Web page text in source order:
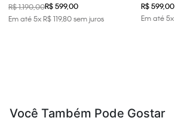
R$ 1.190,00R$ 599,00
Em até5xR$119,80sem juros
R$ 599,00
Em até5x
Você Também Pode Gostar